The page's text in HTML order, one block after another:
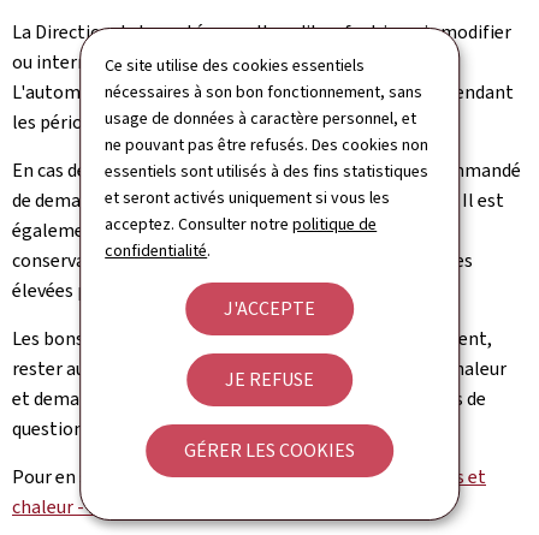
Ce site utilise des cookies essentiels
nécessaires à son bon fonctionnement, sans
usage de données à caractère personnel, et
ne pouvant pas être refusés. Des cookies non
essentiels sont utilisés à des fins statistiques
et seront activés uniquement si vous les
acceptez. Consulter notrepolitique de
confidentialité.
J'ACCEPTE
JE REFUSE
GÉRER LES COOKIES
La Direction de la santé rappelle qu'il ne faut jamais modifier
ou interrompre un traitement sans avis médical.
L'automédication est particulièrement déconseillée pendant
les périodes de forte chaleur.
En cas de doute concernant un traitement, il est recommandé
de demander conseil à un médecin ou à un pharmacien. Il est
également important de respecter les conditions de
conservation des médicaments, certaines températures
élevées pouvant altérer leur qualité.
Les bons réflexes restent les mêmes: boire régulièrement,
rester au frais, éviter les expositions prolongées à la chaleur
et demander conseil à un professionnel de santé en cas de
question.
Pour en savoir plus sur le sujet, consultezMédicaments et
chaleur - Portail Santé - Luxembourg